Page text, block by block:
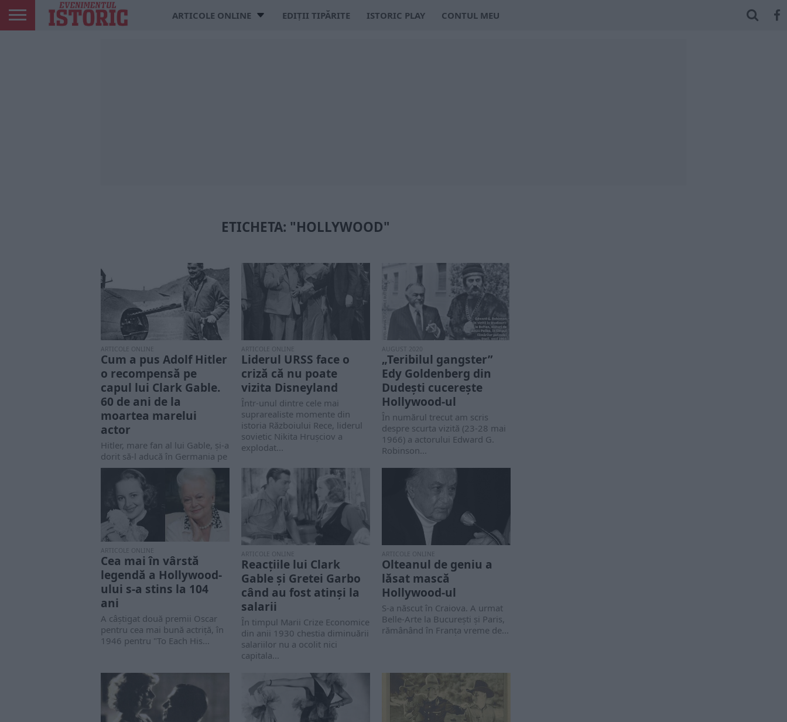
ARTICOLE ONLINE EDIȚII TIPĂRITE ISTORIC PLAY CONTUL MEU
ETICHETA: "HOLLYWOOD"
ARTICOLE ONLINE
Cum a pus Adolf Hitler
o recompensă pe
capul lui Clark Gable.
60 de ani de la
moartea marelui
actor
Hitler, mare fan al lui Gable, şi-a
dorit să-l aducă în Germania pe
acest „simbol american”...
ARTICOLE ONLINE
Liderul URSS face o
criză că nu poate
vizita Disneyland
Într-unul dintre cele mai
suprarealiste momente din
istoria Războiului Rece, liderul
sovietic Nikita Hrușciov a
explodat...
AUGUST 2020
„Teribilul gangster”
Edy Goldenberg din
Dudești cucerește
Hollywood-ul
În numărul trecut am scris
despre scurta vizită (23-28 mai
1966) a actorului Edward G.
Robinson...
ARTICOLE ONLINE
Cea mai în vârstă
legendă a Hollywood-
ului s-a stins la 104
ani
A câştigat două premii Oscar
pentru cea mai bună actriţă, în
1946 pentru "To Each His...
ARTICOLE ONLINE
Reacțiile lui Clark
Gable și Gretei Garbo
când au fost atinși la
salarii
În timpul Marii Crize Economice
din anii 1930 chestia diminuării
salariilor nu a ocolit nici
capitala...
ARTICOLE ONLINE
Olteanul de geniu a
lăsat mască
Hollywood-ul
S-a născut în Craiova. A urmat
Belle-Arte la Bucureşti şi Paris,
rămânând în Franţa vreme de...